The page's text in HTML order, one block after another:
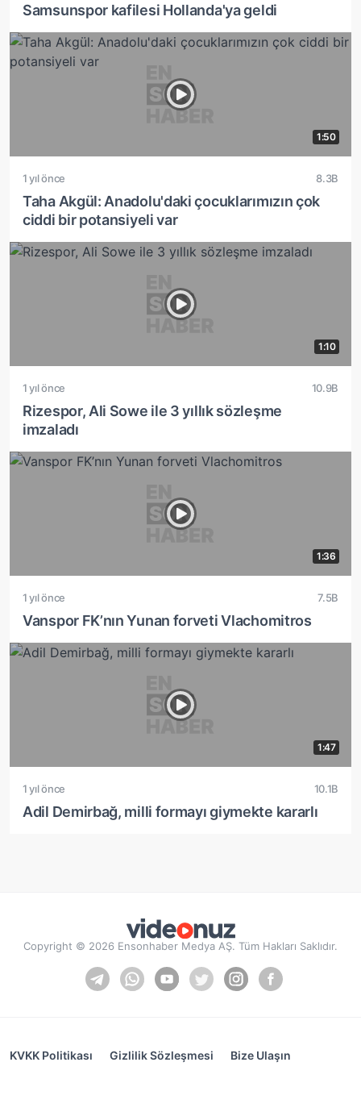
Samsunspor kafilesi Hollanda'ya geldi
1:50
1 yıl önce 8.3B
Taha Akgül: Anadolu'daki çocuklarımızın çok
ciddi bir potansiyeli var
1:10
1 yıl önce 10.9B
Rizespor, Ali Sowe ile 3 yıllık sözleşme
imzaladı
1:36
1 yıl önce 7.5B
Vanspor FK’nın Yunan forveti Vlachomitros
1:47
1 yıl önce 10.1B
Adil Demirbağ, milli formayı giymekte kararlı
Copyright © 2026 Ensonhaber Medya AŞ. Tüm Hakları Saklıdır.
KVKK Politikası Gizlilik Sözleşmesi Bize Ulaşın